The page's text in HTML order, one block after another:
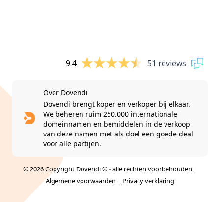
9.4 51 reviews
Over Dovendi
Dovendi brengt koper en verkoper bij elkaar.
We beheren ruim 250.000 internationale
domeinnamen en bemiddelen in de verkoop
van deze namen met als doel een goede deal
voor alle partijen.
© 2026 Copyright Dovendi © - alle rechten voorbehouden |
Algemene voorwaarden | Privacy verklaring